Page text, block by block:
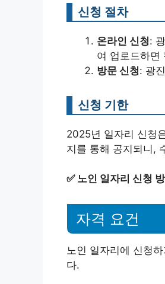
신청 절차
온라인 신청:
여 업로드하면
방문 신청: 광
신청 기한
2025년 일자리 신청
지를 통해 공지되니,
✅ 노인 일자리 신청
자격 요건
노인 일자리에 신청
다.